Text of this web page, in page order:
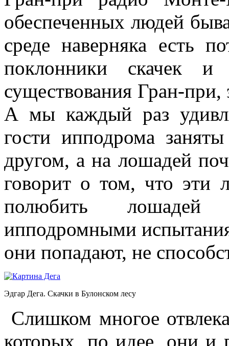
обеспеченных людей
среде наверняка есть
поклонники скачек
существования Гран-при,
А мы каждый раз
гости ипподрома
другом, а на лошадей
говорит о том, что эти
полюбить лошадей
ипподромными
они попадают, не
Эдгар Дега. Скачки в Булонском лесу
Слишком многое
которых, по идее, они и